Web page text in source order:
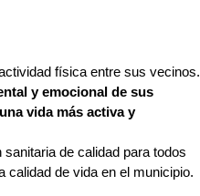
física entre sus vecinos.
y emocional de sus
vida más activa y
de calidad para todos
calidad de vida en el municipio.